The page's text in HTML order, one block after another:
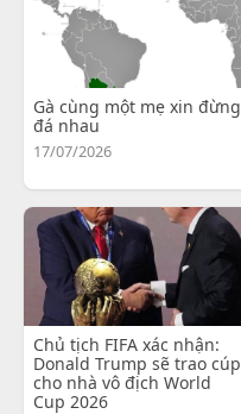
Gà cùng một mẹ xin đừng
đá nhau
17/07/2026
Chủ tịch FIFA xác nhận:
Donald Trump sẽ trao cúp
cho nhà vô địch World
Cup 2026